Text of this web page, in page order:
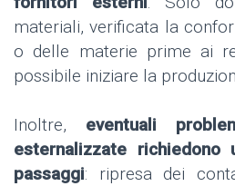
materiali, verificata la
o delle materie prime ai
possibile iniziare la
Inoltre, eventuali
esternalizzate richiedono
passaggi: ripresa dei